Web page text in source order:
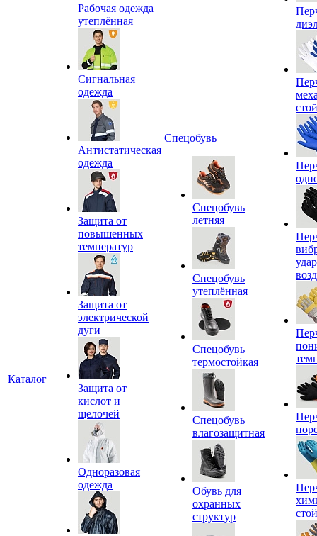
Каталог
Рабочая одежда
утеплённая
Сигнальная
одежда
Антистатическая
одежда
Защита от
повышенных
температур
Защита от
электрической
дуги
Защита от
кислот и
щелочей
Одноразовая
одежда
Спецобувь
Спецобувь
летняя
Спецобувь
утеплённая
Спецобувь
термостойкая
Спецобувь
влагозащитная
Обувь для
охранных
структур